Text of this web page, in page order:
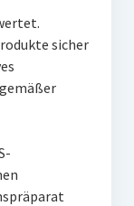
sicher